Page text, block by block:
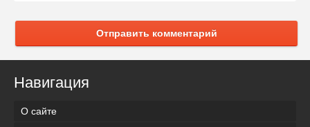
Отправить комментарий
Навигация
О сайте